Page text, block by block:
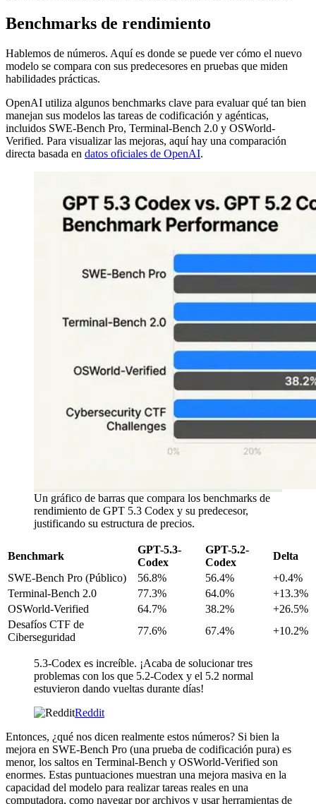
Benchmarks de rendimiento
Hablemos de números. Aquí es donde se puede ver cómo el nuevo
modelo se compara con sus predecesores en pruebas que miden
habilidades prácticas.
OpenAI utiliza algunos benchmarks clave para evaluar qué tan bien
manejan sus modelos las tareas de codificación y agénticas,
incluidos SWE-Bench Pro, Terminal-Bench 2.0 y OSWorld-
Verified. Para visualizar las mejoras, aquí hay una comparación
directa basada en datos oficiales de OpenAI.
Un gráfico de barras que compara los benchmarks de
rendimiento de GPT 5.3 Codex y su predecesor,
justificando su estructura de precios.
Benchmark
GPT-5.3-
Codex
GPT-5.2-
Codex
Delta
SWE-Bench Pro (Público)
56.8% 56.4%
+0.4%
Terminal-Bench 2.0
77.3% 64.0%
+13.3%
OSWorld-Verified
64.7% 38.2%
+26.5%
Desafíos CTF de
Ciberseguridad
77.6% 67.4% +10.2%
5.3-Codex es increíble. ¡Acaba de solucionar tres
problemas con los que 5.2-Codex y el 5.2 normal
estuvieron dando vueltas durante días!
Reddit
Entonces, ¿qué nos dicen realmente estos números? Si bien la
mejora en SWE-Bench Pro (una prueba de codificación pura) es
menor, los saltos en Terminal-Bench y OSWorld-Verified son
enormes. Estas puntuaciones muestran una mejora masiva en la
capacidad del modelo para realizar tareas reales en una
computadora, como navegar por archivos y usar herramientas de